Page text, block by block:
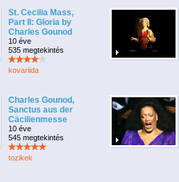
St. Cecilia Mass,
Part II: Gloria by
Charles Gounod
10 éve
535 megtekintés
kovariida
Charles Gounod,
Sanctus aus der
Cäcilienmesse
10 éve
545 megtekintés
tozikek